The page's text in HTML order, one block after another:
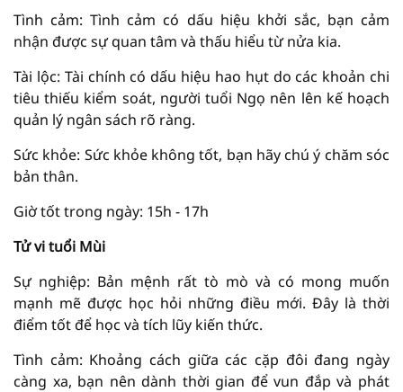
Tình cảm: Tình cảm có dấu hiệu khởi sắc, bạn cảm
nhận được sự quan tâm và thấu hiểu từ nửa kia.
Tài lộc: Tài chính có dấu hiệu hao hụt do các khoản chi
tiêu thiếu kiểm soát, người tuổi Ngọ nên lên kế hoạch
quản lý ngân sách rõ ràng.
Sức khỏe: Sức khỏe không tốt, bạn hãy chú ý chăm sóc
bản thân.
Giờ tốt trong ngày: 15h - 17h
Tử vi tuổi Mùi
Sự nghiệp: Bản mệnh rất tò mò và có mong muốn
mạnh mẽ được học hỏi những điều mới. Đây là thời
điểm tốt để học và tích lũy kiến ​​thức.
Tình cảm: Khoảng cách giữa các cặp đôi đang ngày
càng xa, bạn nên dành thời gian để vun đắp và phát